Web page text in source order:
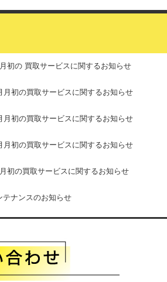
月初の 買取サービスに関するお知らせ
月初の買取サービスに関するお知らせ
月初の買取サービスに関するお知らせ
月初の買取サービスに関するお知らせ
月初の買取サービスに関するお知らせ
テナンスのお知らせ